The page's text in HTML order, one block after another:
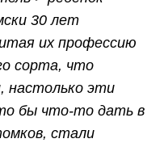
30 лет
их профессию
сорта, что
настолько эти
бы что-то дать в
стали